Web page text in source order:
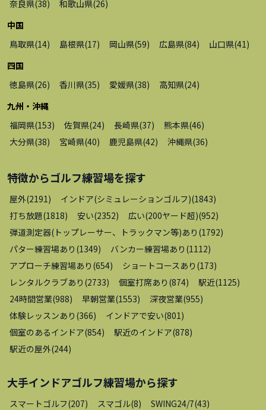
奈良県(38) 和歌山県(26)
中国
鳥取県(14) 島根県(17) 岡山県(59) 広島県(84) 山口県(41 )
四国
徳島県(26) 香川県(35) 愛媛県(38) 高知県(24)
九州・沖縄
福岡県(153) 佐賀県(24) 長崎県(37) 熊本県(46)
大分県(38) 宮崎県(40) 鹿児島県(42) 沖縄県(36)
特徴からゴルフ練習場を探す
屋外(2191 ) インドア(シミュレーションゴルフ)(1843)
打ち放題(1818) 安い(2352) 広い(200ヤード超)(952)
弾道測定器(トップレーサー、トラックマン等)あり (1792)
パター練習場あり (1349) バンカー練習場あり (1112)
アプローチ練習場あり (654) ショートコースあり (173)
レンタルクラブあり (2733) 個室打席あり (874) 駅近(1125)
24時間営業(988) 早朝営業(1553) 深夜営業(955)
体験レッスンあり (366) インドアで安い(801 )
個室のあるインドア(854) 駅近のインドア(878)
駅近の屋外(244)
大手インドアゴルフ練習場から探す
スマートゴルフ(207) スマゴル(8) SWING24/7(43)